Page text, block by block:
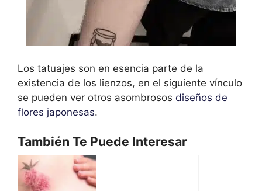
Los tatuajes son en esencia parte de la
existencia de los lienzos, en el siguiente vínculo
se pueden ver otros asombrosos diseños de
flores japonesas.
También Te Puede Interesar